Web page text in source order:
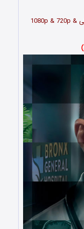
سریال ذهن های نابغه ۲۰۲۴ با کیفیت عالی 1080p & 720p &